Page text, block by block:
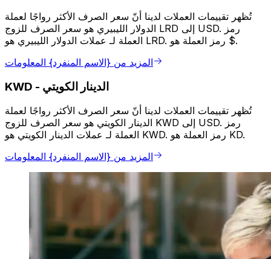
تُظهر تقييمات العملات لدينا أنّ سعر الصرف الأكثر رواجًا لعملة
الدولار الليبيري هو سعر الصرف للزوج LRD إلى USD. رمز
العملة لـ عملات الدولار الليبيري هو LRD. رمز العملة هو $.
المزيد من {الاسم المنفرد} المعلومات
KWD - الدينار الكويتي
تُظهر تقييمات العملات لدينا أنّ سعر الصرف الأكثر رواجًا لعملة
الدينار الكويتي هو سعر الصرف للزوج KWD إلى USD. رمز
العملة لـ عملات الدينار الكويتي هو KWD. رمز العملة هو KD.
المزيد من {الاسم المنفرد} المعلومات